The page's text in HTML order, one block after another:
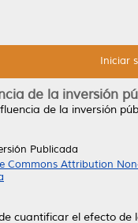
Iniciar
de la inversión
de la inversión
Publicada
Commons Attribution
cuantificar el efecto